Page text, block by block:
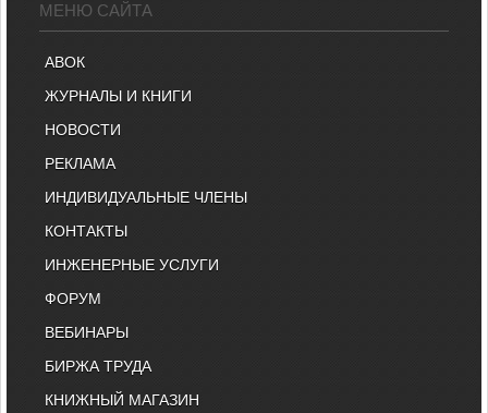
МЕНЮ САЙТА
АВОК
ЖУРНАЛЫ И КНИГИ
НОВОСТИ
РЕКЛАМА
ИНДИВИДУАЛЬНЫЕ ЧЛЕНЫ
КОНТАКТЫ
ИНЖЕНЕРНЫЕ УСЛУГИ
ФОРУМ
ВЕБИНАРЫ
БИРЖА ТРУДА
КНИЖНЫЙ МАГАЗИН